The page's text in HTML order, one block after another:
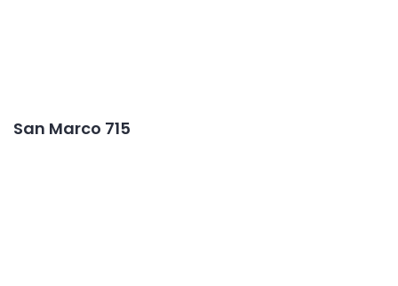
San Marco 715